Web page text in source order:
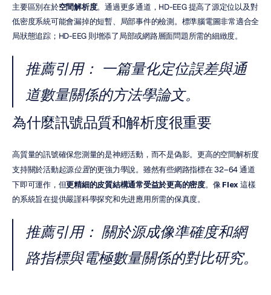
主要區別在於空間解析度。通過更多通道，HD-EEG 提高了源定位以及對
低密度系統可能會漏掉的短暫、局部事件的檢測。標準腦電圖非常適合全
局狀態追踪；HD-EEG 則增添了局部或網路層面問題所需的細緻度。
推薦引用： 一篇量化定位誤差與通
道數量關係的方法學論文。
為什麼訊號品質和解析度很重要
高質量的訊號確保您測量的是神經活動，而不是偽影。更高的空間解析度
支持關於活動起源位置的更強力學說。雖然有些網路指標在 32–64 通道
下即可運作，但更精細的皮質結構通常受益於更高的密度。像 Flex 這樣
的系統旨在提供嚴謹科學探究和先进應用所需的保真度。
推薦引用： 關於源成像準確度和網
路指標與電極數量關係的對比研究。